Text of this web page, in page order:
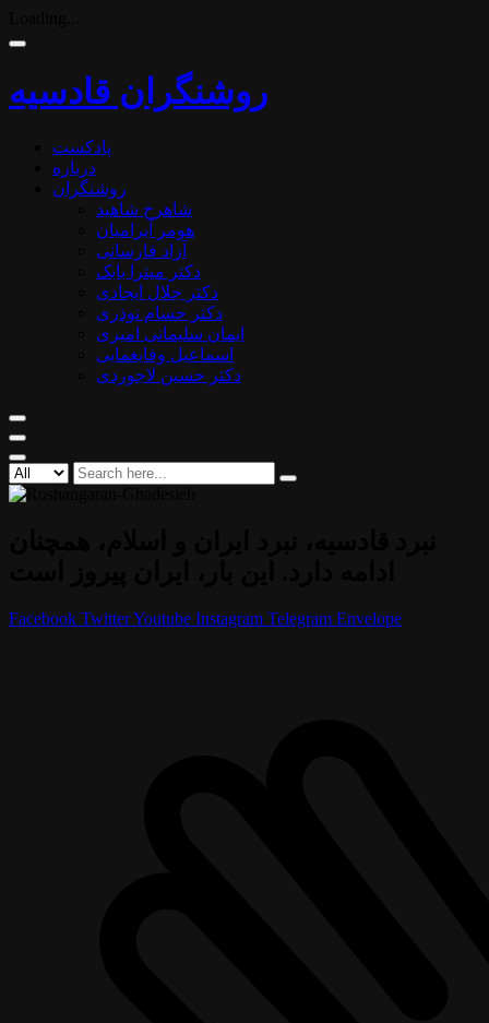
روشنگران قادسیه
پادکست
درباره
روشنگران
شاهرخ شاهید
هومر آبرامیان
آزاد فارسانی
دکتر میترا بابک
دکتر جلال ایجادی
دکتر حسام نوذری
ایمان سلیمانی امیری
اسماعیل وفایغمایی
دکتر حسین لاجوردی
Facebook TwitterYoutube Instagram Telegram Envelope